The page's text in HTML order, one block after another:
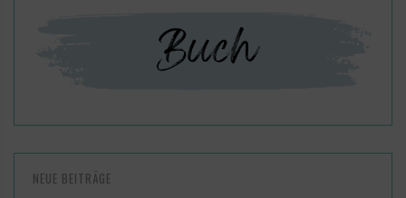
NEUE BEITRÄGE